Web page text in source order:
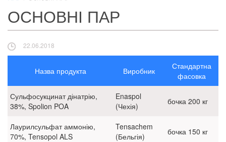
ПРОДУКЦІЯ
КОНТАКТИ
ОСНОВНІ ПАР
22.06.2018
Назва продукта Виробник
Стандартна
фасовка
Сульфосукцинат дінатрію,
38%, Spolion POA
Enaspol
(Чехія)
бочка 200 кг
Лаурилсульфат аммонію,
70%, Tensopol ALS
Tensachem
(Бельгія)
бочка 150 кг